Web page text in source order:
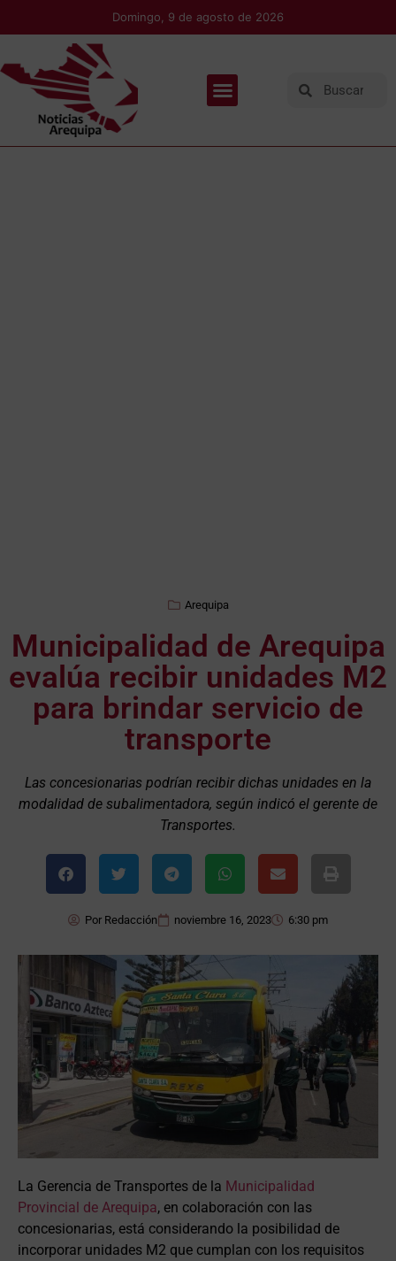
Domingo, 9 de agosto de 2026
Arequipa
Municipalidad de Arequipa
evalúa recibir unidades M2
para brindar servicio de
transporte
Las concesionarias podrían recibir dichas unidades en la
modalidad de subalimentadora, según indicó el gerente de
Transportes.
Por Redacción noviembre 16, 2023 6:30 pm
La Gerencia de Transportes de la Municipalidad
Provincial de Arequipa, en colaboración con las
concesionarias, está considerando la posibilidad de
incorporar unidades M2 que cumplan con los requisitos